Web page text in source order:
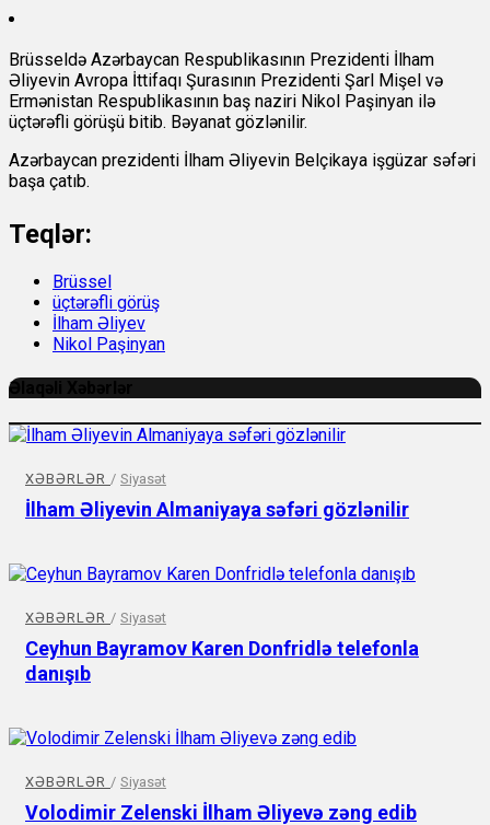
Brüsseldə Azərbaycan Respublikasının Prezidenti İlham
Əliyevin Avropa İttifaqı Şurasının Prezidenti Şarl Mişel və
Ermənistan Respublikasının baş naziri Nikol Paşinyan ilə
üçtərəfli görüşü bitib. Bəyanat gözlənilir.
Azərbaycan prezidenti İlham Əliyevin Belçikaya işgüzar səfəri
başa çatıb.
Teqlər:
Brüssel
üçtərəfli görüş
İlham Əliyev
Nikol Paşinyan
Əlaqəli Xəbərlər
XƏBƏRLƏR / Siyasət
İlham Əliyevin Almaniyaya səfəri gözlənilir
XƏBƏRLƏR / Siyasət
Ceyhun Bayramov Karen Donfridlə telefonla
danışıb
XƏBƏRLƏR / Siyasət
Volodimir Zelenski İlham Əliyevə zəng edib